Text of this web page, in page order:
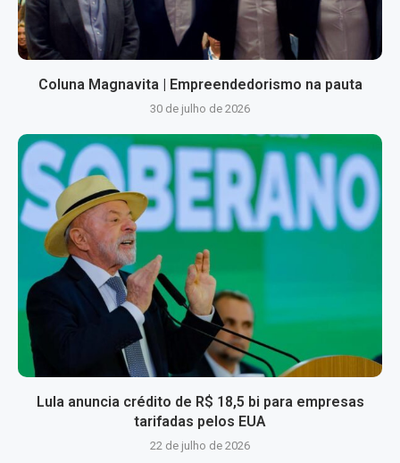
Coluna Magnavita | Empreendedorismo na pauta
30 de julho de 2026
Lula anuncia crédito de R$ 18,5 bi para empresas
tarifadas pelos EUA
22 de julho de 2026